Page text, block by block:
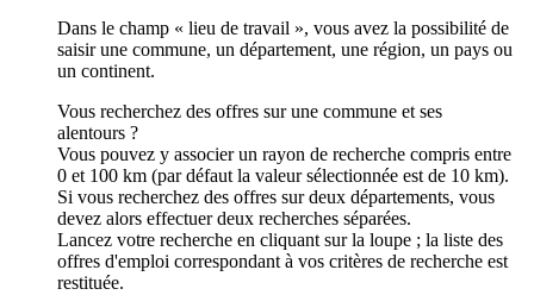
Dans le champ « lieu de travail », vous avez la possibilité de
saisir une commune, un département, une région, un pays ou
un continent.
Vous recherchez des offres sur une commune et ses
alentours ?
Vous pouvez y associer un rayon de recherche compris entre
0 et 100 km (par défaut la valeur sélectionnée est de 10 km).
Si vous recherchez des offres sur deux départements, vous
devez alors effectuer deux recherches séparées.
Lancez votre recherche en cliquant sur la loupe ; la liste des
offres d'emploi correspondant à vos critères de recherche est
restituée.